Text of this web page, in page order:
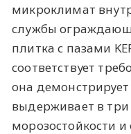
микроклимат
службы
плитка с пазами
соответствует
она
выдерживает в
морозостойкости